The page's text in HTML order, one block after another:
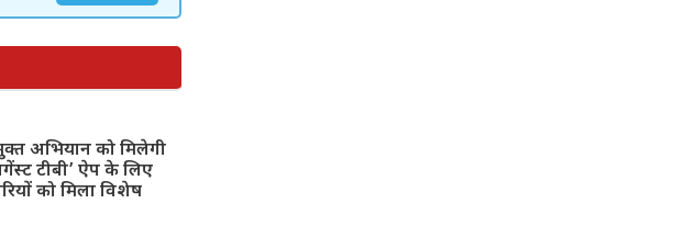
अभियान को मिलेगी
टीबी’ ऐप के लिए
को मिला विशेष